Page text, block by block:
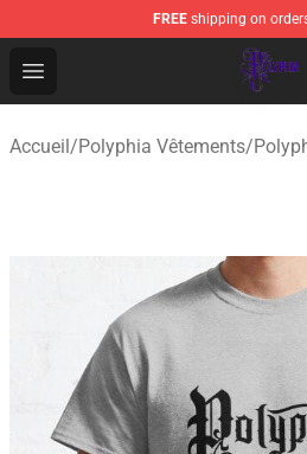
FREE shipping on
Open menu
Polyphia Shop - Official
Accueil/Polyphia Vêtements/